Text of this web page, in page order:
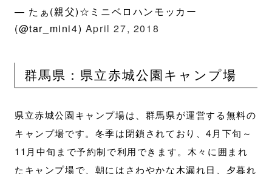
— たぁ(親父)☆ミニベロハンモッカー
(@tar_mini4) April 27, 2018
群馬県：県立赤城公園キャンプ場
県立赤城公園キャンプ場は、群馬県が運営する無料の
キャンプ場です。冬季は閉鎖されており、4月下旬～
11月中旬まで予約制で利用できます。木々に囲まれ
たキャンプ場で、朝にはさわやかな木漏れ日、夕暮れ